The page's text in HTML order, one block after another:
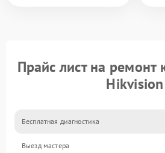
Прайс лист на ремонт
Hikvision
Бесплатная диагностика
Выезд мастера